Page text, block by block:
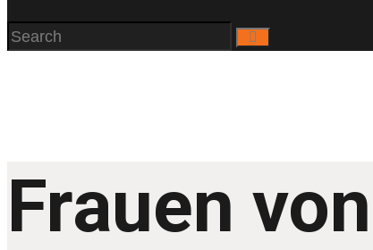
Frauen